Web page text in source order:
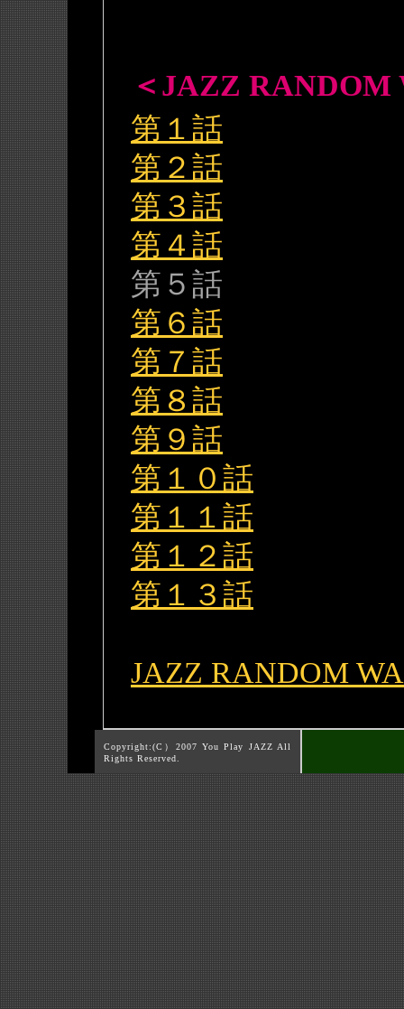
＜JAZZ RANDOM
第１話
第２話
第３話
第４話
第５話
第６話
第７話
第８話
第９話
第１０話
第１１話
第１２話
第１３話
JAZZ RANDOM
Copyright:(C）2007 You Play JAZZ All
Rights Reserved.